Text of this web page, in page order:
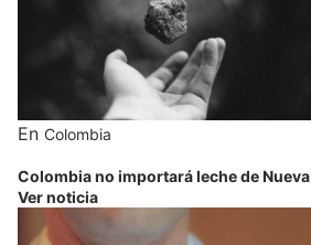
En Colombia
Colombia no importará leche de
Ver noticia